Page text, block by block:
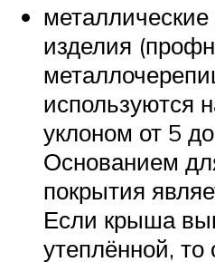
изделия
используются
уклоном от 5
Основанием
покрытия
Если крыша
утеплённой, то